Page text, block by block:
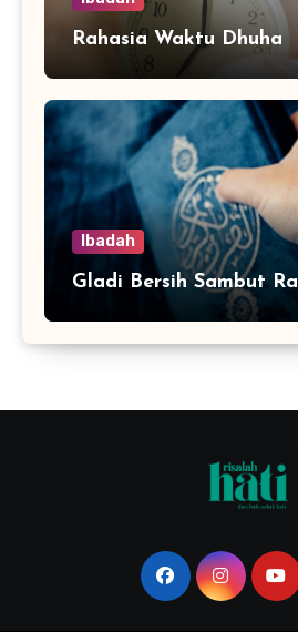
Rahasia Waktu Dhuha
Ibadah
Gladi Bersih Sambut